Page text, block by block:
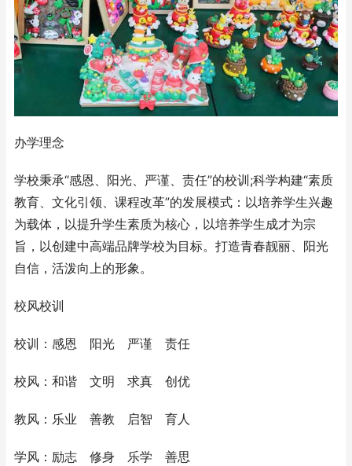
办学理念
学校秉承“感恩、阳光、严谨、责任”的校训;科学构建“素质
教育、文化引领、课程改革”的发展模式：以培养学生兴趣
为载体，以提升学生素质为核心，以培养学生成才为宗
旨，以创建中高端品牌学校为目标。打造青春靓丽、阳光
自信，活泼向上的形象。
校风校训
校训：感恩 阳光 严谨 责任
校风：和谐 文明 求真 创优
教风：乐业 善教 启智 育人
学风：励志 修身 乐学 善思